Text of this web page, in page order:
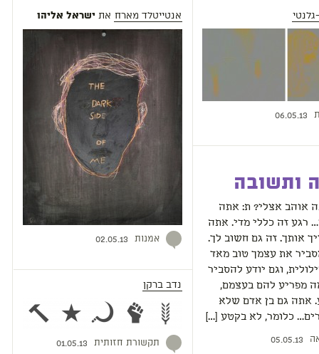
06.05.13
ותשובה
אוהב אצלי? ת: אתה
רגע זה כללי מדי. אתה
אותך. זה גם חשוב לך.
את עצמך טוב מאד
וגם יודע להסביר
מפריע להם בעצמם,
אתה גם בן אדם שלא
כלומר, לא בקטע […]
05.05.13
אנטייטלד מארח את ישראל אליהו‎
אמנות 02.05.13
נדב ברקן
תקשורת חזותית 01.05.13